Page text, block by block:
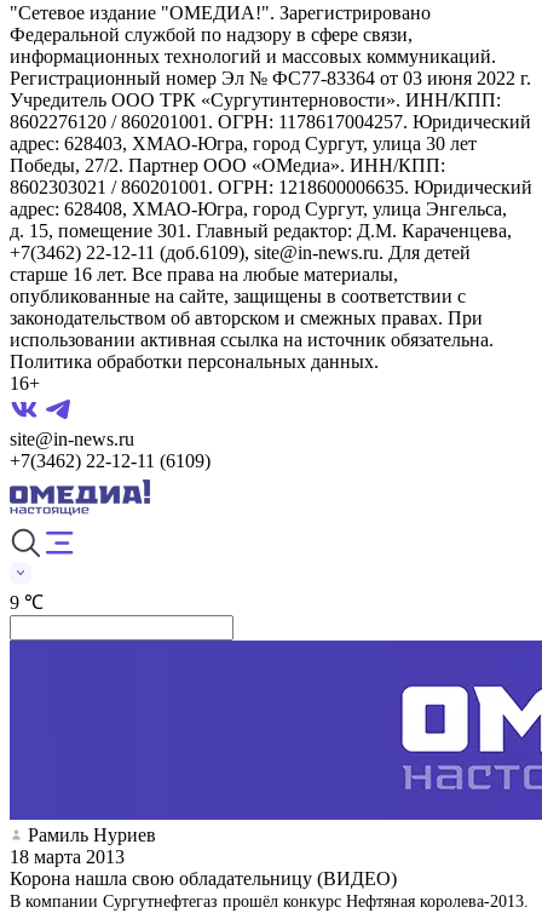
"Сетевое издание "ОМЕДИА!". Зарегистрировано
Федеральной службой по надзору в сфере связи,
информационных технологий и массовых коммуникаций.
Регистрационный номер Эл № ФС77-83364 от 03 июня 2022 г.
Учредитель ООО ТРК «Сургутинтерновости». ИНН/КПП:
8602276120 / 860201001. ОГРН: 1178617004257. Юридический
адрес: 628403, ХМАО-Югра, город Сургут, улица 30 лет
Победы, 27/2. Партнер ООО «ОМедиа». ИНН/КПП:
8602303021 / 860201001. ОГРН: 1218600006635. Юридический
адрес: 628408, ХМАО-Югра, город Сургут, улица Энгельса,
д. 15, помещение 301. Главный редактор: Д.М. Караченцева,
+7(3462) 22-12-11 (доб.6109), site@in-news.ru. Для детей
старше 16 лет. Все права на любые материалы,
опубликованные на сайте, защищены в соответствии с
законодательством об авторском и смежных правах. При
использовании активная ссылка на источник обязательна.
Политика обработки персональных данных.
16+
site@in-news.ru
+7(3462) 22-12-11 (6109)
9 ℃
Рамиль Нуриев
18 марта 2013
Корона нашла свою обладательницу (ВИДЕО)
В компании Сургутнефтегаз прошёл конкурс Нефтяная королева-2013.